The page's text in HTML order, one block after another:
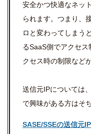
安全かつ快適なネッ
られます。つまり、
ロと変わってしまう
るSaaS側でアクセ
クセス時の制限など
送信元IPについては
で興味がある方はそ
SASE/SSEの送信元